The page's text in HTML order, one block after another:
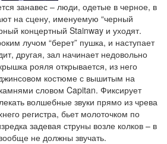
занавес – люди, одетые в черное, в
на сцену, именуемую “черный
концертный Stainway и уходят.
лучом “берет” пушка, и наступает
другая, зал начинает недовольно
рояля открывается, из него
костюме с вышитым на
словом Capitan. Фиксирует
волшебные звуки прямо из чрева
регистра, бьет молоточком по
задевая струны возле колков – в
не должны звучать.